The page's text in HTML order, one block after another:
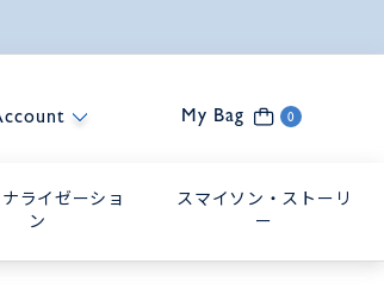
My Bag 0
ライゼーショ
ン
スマイソン・ストーリ
ー